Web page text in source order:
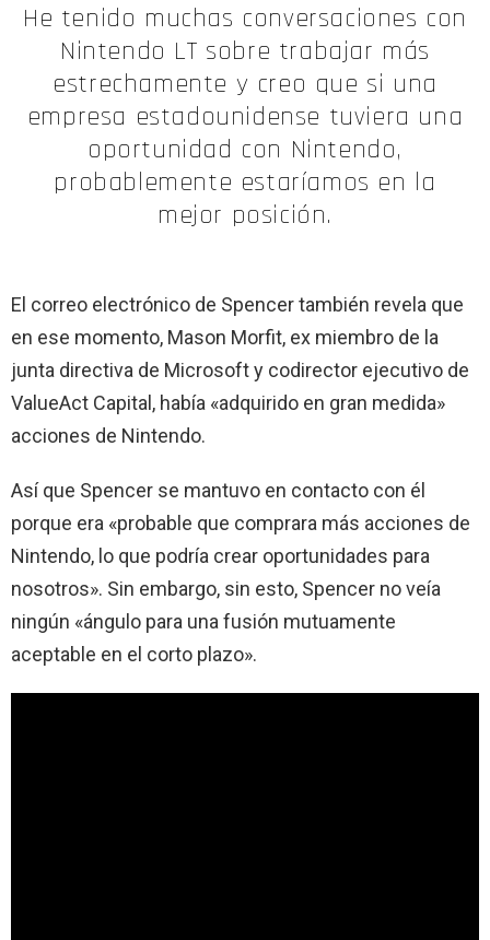
He tenido muchas conversaciones con
Nintendo LT sobre trabajar más
estrechamente y creo que si una
empresa estadounidense tuviera una
oportunidad con Nintendo,
probablemente estaríamos en la
mejor posición.
El correo electrónico de Spencer también revela que
en ese momento, Mason Morfit, ex miembro de la
junta directiva de Microsoft y codirector ejecutivo de
ValueAct Capital, había «adquirido en gran medida»
acciones de Nintendo.
Así que Spencer se mantuvo en contacto con él
porque era «probable que comprara más acciones de
Nintendo, lo que podría crear oportunidades para
nosotros». Sin embargo, sin esto, Spencer no veía
ningún «ángulo para una fusión mutuamente
aceptable en el corto plazo».